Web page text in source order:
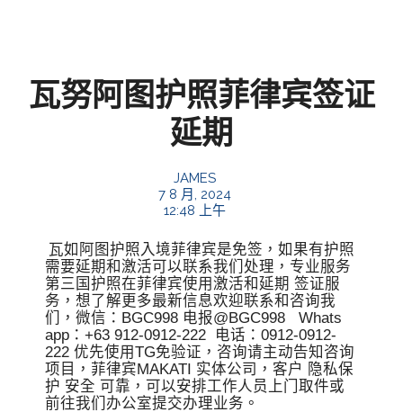
瓦努阿图护照菲律宾签证
延期
JAMES
7 8 月, 2024
12:48 上午
瓦如阿图护照入境菲律宾是免签，如果有护照
需要延期和激活可以联系我们处理，专业服务
第三国护照在菲律宾使用激活和延期 签证服
务，想了解更多最新信息欢迎联系和咨询我
们，微信：BGC998 电报@BGC998 Whats
app：+63 912-0912-222 电话：0912-0912-
222 优先使用TG免验证，咨询请主动告知咨询
项目，菲律宾MAKATI 实体公司，客户 隐私保
护 安全 可靠，可以安排工作人员上门取件或
前往我们办公室提交办理业务。